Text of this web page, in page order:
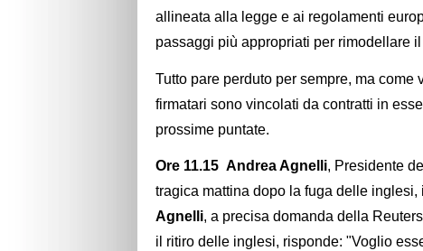
allineata alla legge e ai regolamenti
passaggi più appropriati per rimodellare
Tutto pare perduto per sempre, ma
firmatari sono vincolati da contratti in
prossime puntate.
Ore 11.15 Andrea Agnelli, Presidente
tragica mattina dopo la fuga delle
Agnelli, a precisa domanda della
il ritiro delle inglesi, risponde: "Voglio